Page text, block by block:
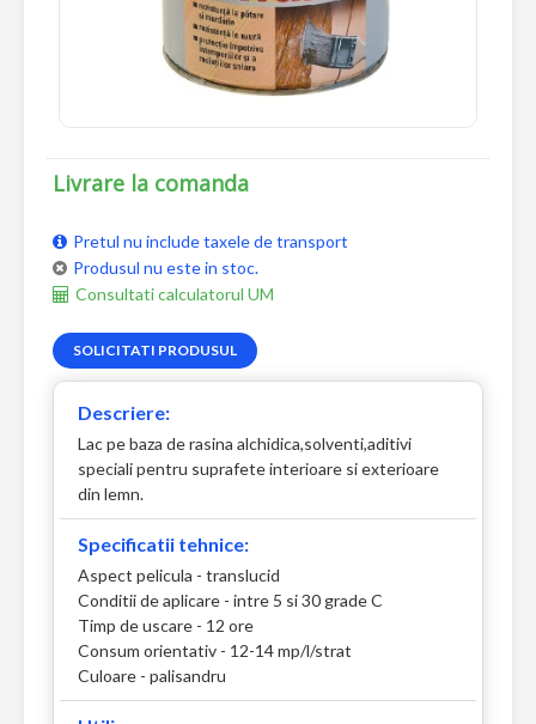
Livrare la comanda
Pretul nu include taxele de transport
Produsul nu este in stoc.
Consultati calculatorul UM
SOLICITATI PRODUSUL
Descriere:
Lac pe baza de rasina alchidica,solventi,aditivi
speciali pentru suprafete interioare si exterioare
din lemn.
Specificatii tehnice:
Aspect pelicula - translucid
Conditii de aplicare - intre 5 si 30 grade C
Timp de uscare - 12 ore
Consum orientativ - 12-14 mp/l/strat
Culoare - palisandru